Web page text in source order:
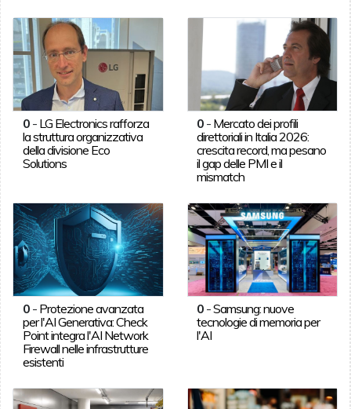
0- LG Electronics rafforza
la struttura organizzativa
della divisione Eco
Solutions
0 - Mercato dei profili
direttoriali in Italia 2026:
crescita record, ma pesano
il gap delle PMI e il
mismatch
0- Protezione avanzata
per l'AI Generativa: Check
Point integra l'AI Network
Firewall nelle infrastrutture
esistenti
0 -Samsung: nuove
tecnologie di memoria per
l'AI